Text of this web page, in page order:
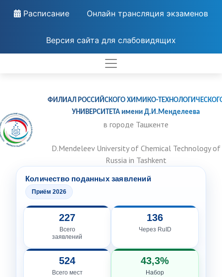
Расписание Онлайн трансляция экзаменов
Версия сайта для слабовидящих
ФИЛИАЛ РОССИЙСКОГО ХИМИКО-
УНИВЕРСИТЕТА имени Д.И.Менделеева
в городе Ташкенте
D.Mendeleev University of Chemical Technology of
Russia in Tashkent
Количество поданных заявлений
Приём 2026
227
Всего
заявлений
136
Через RuID
524
Всего мест
43,3%
Набор